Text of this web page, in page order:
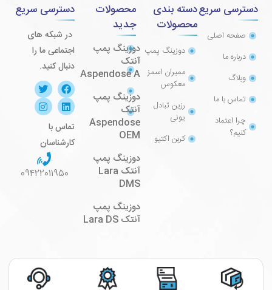
دسترسی سریع
صفحه اصلی
درباره ما
وبلاگ
تماس با ما
چرا اعتماد
کنیم؟
دسته بندی
محصولات
دوزینگ پمپ
ممبران اسمز
معکوس
رزین تبادل
یونی
کربن اکتیو
محصولات
جدید
دوزینگ پمپ
آنتک
Aspendose A
دوزینگ پمپ
آنتک
Aspendose
OEM
دوزینگ پمپ
آنتک Lara
DMS
دوزینگ پمپ
آنتک Lara DS
دسترسی سریع
در شبکه های
اجتماعی ما را
دنبال کنید.
تماس با
کارشناسان
09422011950